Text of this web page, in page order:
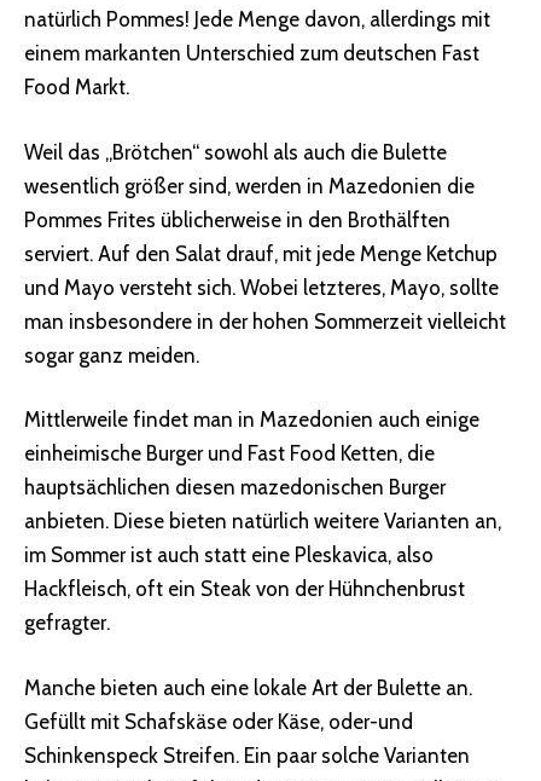
natürlich Pommes! Jede Menge davon, allerdings mit
einem markanten Unterschied zum deutschen Fast
Food Markt.
Weil das „Brötchen“ sowohl als auch die Bulette
wesentlich größer sind, werden in Mazedonien die
Pommes Frites üblicherweise in den Brothälften
serviert. Auf den Salat drauf, mit jede Menge Ketchup
und Mayo versteht sich. Wobei letzteres, Mayo, sollte
man insbesondere in der hohen Sommerzeit vielleicht
sogar ganz meiden.
Mittlerweile findet man in Mazedonien auch einige
einheimische Burger und Fast Food Ketten, die
hauptsächlichen diesen mazedonischen Burger
anbieten. Diese bieten natürlich weitere Varianten an,
im Sommer ist auch statt eine Pleskavica, also
Hackfleisch, oft ein Steak von der Hühnchenbrust
gefragter.
Manche bieten auch eine lokale Art der Bulette an.
Gefüllt mit Schafskäse oder Käse, oder-und
Schinkenspeck Streifen. Ein paar solche Varianten